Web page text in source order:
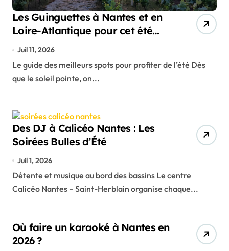
Les Guinguettes à Nantes et en
Loire-Atlantique pour cet été
2026 !
Juil 11, 2026
Le guide des meilleurs spots pour profiter de l’été Dès
que le soleil pointe, on...
Des DJ à Calicéo Nantes : Les
Soirées Bulles d’Été
Juil 1, 2026
Détente et musique au bord des bassins Le centre
Calicéo Nantes – Saint-Herblain organise chaque...
Où faire un karaoké à Nantes en
2026 ?